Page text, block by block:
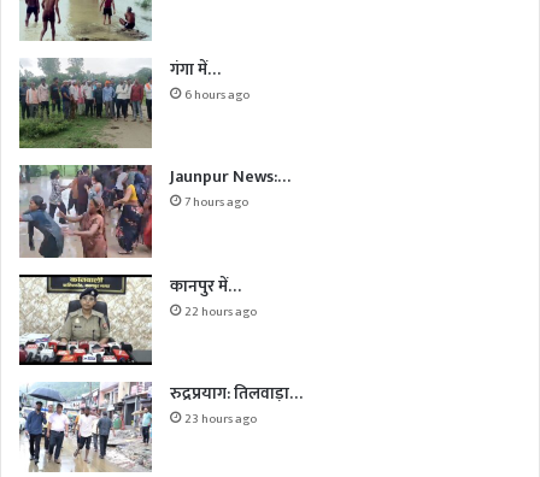
गंगा में…
6 hours ago
Jaunpur News:…
7 hours ago
कानपुर में…
22 hours ago
रुद्रप्रयाग: तिलवाड़ा…
23 hours ago